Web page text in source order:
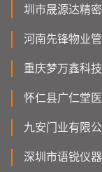
圳市晟源达精
河南先锋物业
重庆梦万鑫科
怀仁县广仁堂
九安门业有限公
深圳市语锐仪